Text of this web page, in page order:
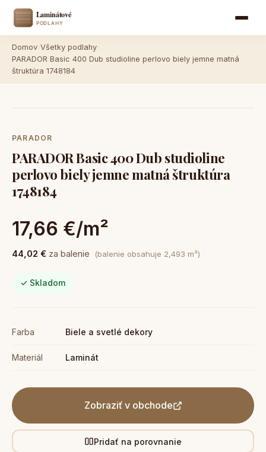
Domov Všetky podlahy
PARADOR Basic 400 Dub studioline perlovo biely jemne matná
štruktúra 1748184
PARADOR
PARADOR Basic 400 Dub studioline
perlovo biely jemne matná štruktúra
1748184
17,66 €/m²
44,02 € za balenie (balenie obsahuje 2,493 m²)
✓ Skladom
Farba Biele a svetlé dekory
Materiál Laminát
Zobraziť v obchode
Pridať na porovnanie